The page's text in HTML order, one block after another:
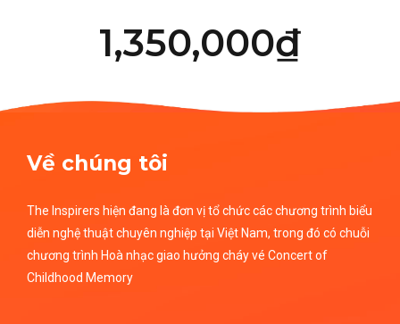
1,350,000₫
Về chúng tôi
The Inspirers hiện đang là đơn vị tổ chức các chương trình biểu
diễn nghệ thuật chuyên nghiệp tại Việt Nam, trong đó có chuỗi
chương trình Hoà nhạc giao hưởng cháy vé Concert of
Childhood Memory